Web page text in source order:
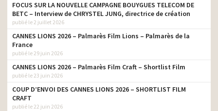
FOCUS SUR LA NOUVELLE CAMPAGNE BOUYGUES TELECOM DE
BETC – Interview de CHRYSTEL JUNG, directrice de création
publié le 2 juillet 2026
CANNES LIONS 2026 – Palmarès Film Lions – Palmarès de la
France
publié le 29 juin 2026
CANNES LIONS 2026 – Palmarès Film Craft – Shortlist Film
publié le 23 juin 2026
COUP D’ENVOI DES CANNES LIONS 2026 – SHORTLIST FILM
CRAFT
publié le 22 juin 2026